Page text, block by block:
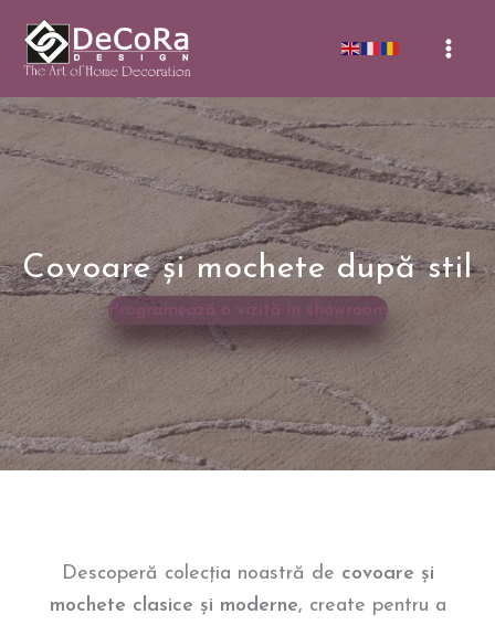
content
Covoare și mochete după stil
Programează o vizită în showroom
Descoperă colecția noastră de covoare și
mochete clasice și moderne, create pentru a